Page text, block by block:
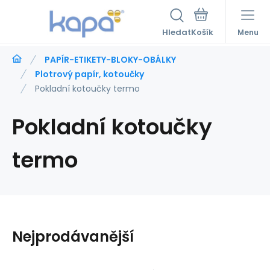
Hledat Menu
PAPÍR-ETIKETY-BLOKY-OBÁLKY
Plotrový papír, kotoučky
Pokladní kotoučky termo
Pokladní kotoučky
termo
Nejprodávanější